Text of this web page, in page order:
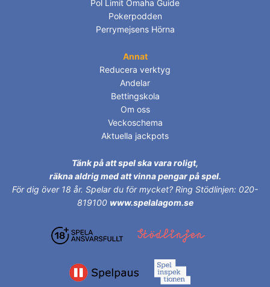
Pol Limit Omaha Guide
Pokerpodden
Perrymejsens Hörna
Annat
Reducera verktyg
Andelar
Bettingskola
Om oss
Veckoschema
Aktuella jackpots
Tänk på att spel ska vara roligt,
räkna aldrig med att vinna pengar på spel.
För dig över 18 år. Spelar du för mycket? Ring Stödlinjen: 020-
819100 www.spelalagom.se